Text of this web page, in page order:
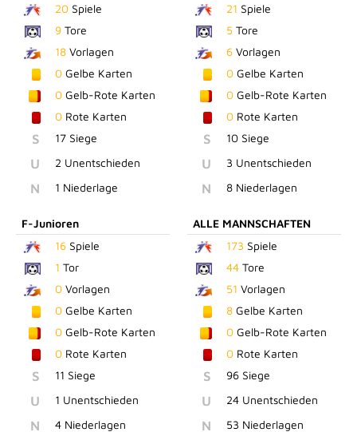
20 Spiele
9 Tore
18 Vorlagen
0 Gelbe Karten
0 Gelb-Rote Karten
0 Rote Karten
S 17 Siege
U 2 Unentschieden
N 1 Niederlage
21 Spiele
5 Tore
6Vorlagen
0Gelbe Karten
0Gelb-Rote Karten
0Rote Karten
S 10 Siege
U 3 Unentschieden
N 8 Niederlagen
F-Junioren
16 Spiele
1 Tor
0 Vorlagen
0 Gelbe Karten
0 Gelb-Rote Karten
0 Rote Karten
S 11 Siege
U 1 Unentschieden
N 4 Niederlagen
ALLE MANNSCHAFTEN
173 Spiele
44Tore
51 Vorlagen
8Gelbe Karten
0Gelb-Rote Karten
0Rote Karten
S 96 Siege
U 24 Unentschieden
N 53 Niederlagen